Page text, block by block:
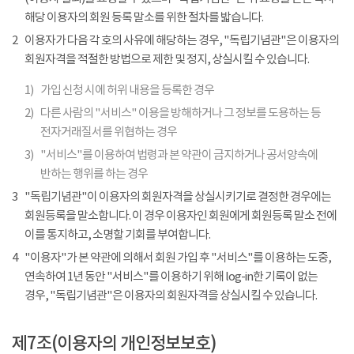
해당 이용자의 회원 등록 말소를 위한 절차를 밟습니다.
2 이용자가 다음 각 호의 사유에 해당하는 경우, "독립기념관"은 이용자의
회원자격을 적절한 방법으로 제한 및 정지, 상실시킬 수 있습니다.
1) 가입 신청 시에 허위 내용을 등록한 경우
2) 다른 사람의 "서비스" 이용을 방해하거나 그 정보를 도용하는 등
전자거래질서를 위협하는 경우
3) "서비스"를 이용하여 법령과 본 약관이 금지하거나 공서양속에
반하는 행위를 하는 경우
3 "독립기념관"이 이용자의 회원자격을 상실시키기로 결정한 경우에는
회원등록을 말소합니다. 이 경우 이용자인 회원에게 회원등록 말소 전에
이를 통지하고, 소명할 기회를 부여합니다.
4
"이용자"가 본 약관에 의해서 회원 가입 후 "서비스"를 이용하는 도중,
연속하여 1년 동안 "서비스"를 이용하기 위해 log-in한 기록이 없는
경우, "독립기념관"은 이용자의 회원자격을 상실시킬 수 있습니다.
제7조(이용자의 개인정보보호)